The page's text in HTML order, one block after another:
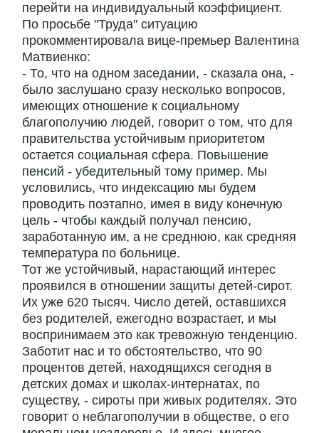
перейти на индивидуальный коэффициент.
По просьбе "Труда" ситуацию
прокомментировала вице-премьер Валентина
Матвиенко:
- То, что на одном заседании, - сказала она, -
было заслушано сразу несколько вопросов,
имеющих отношение к социальному
благополучию людей, говорит о том, что для
правительства устойчивым приоритетом
остается социальная сфера. Повышение
пенсий - убедительный тому пример. Мы
условились, что индексацию мы будем
проводить поэтапно, имея в виду конечную
цель - чтобы каждый получал пенсию,
заработанную им, а не среднюю, как средняя
температура по больнице.
Тот же устойчивый, нарастающий интерес
проявился в отношении защиты детей-сирот.
Их уже 620 тысяч. Число детей, оставшихся
без родителей, ежегодно возрастает, и мы
воспринимаем это как тревожную тенденцию.
Заботит нас и то обстоятельство, что 90
процентов детей, находящихся сегодня в
детских домах и школах-интернатах, по
существу, - сироты при живых родителях. Это
говорит о неблагополучии в обществе, о его